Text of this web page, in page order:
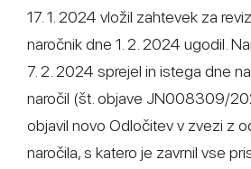
17. 1. 2024 vložil zahtevek za
naročnik dne 1. 2. 2024 ugodil.
7. 2. 2024 sprejel in istega dne
naročil (št. objave JN008309/
objavil novo Odločitev v zvezi z
naročila, s katero je zavrnil vse